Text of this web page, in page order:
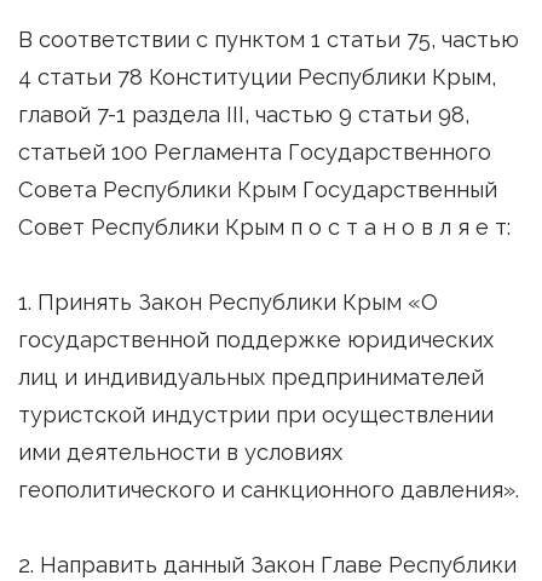
В соответствии с пунктом 1 статьи 75, частью
4 статьи 78 Конституции Республики Крым,
главой 7-1 раздела III, частью 9 статьи 98,
статьей 100 Регламента Государственного
Совета Республики Крым Государственный
Совет Республики Крым п о с т а н о в л я е т:
1. Принять Закон Республики Крым «О
государственной поддержке юридических
лиц и индивидуальных предпринимателей
туристской индустрии при осуществлении
ими деятельности в условиях
геополитического и санкционного давления».
2. Направить данный Закон Главе Республики